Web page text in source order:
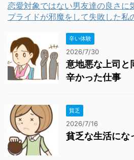
恋愛対象ではない男友達の良さに
プライドが邪魔をして失敗した私
辛い体験
2026/7/30
意地悪な上司と
辛かった仕事
貧乏
2026/7/16
貧乏な生活にな